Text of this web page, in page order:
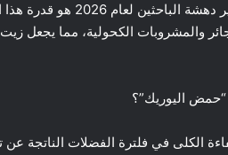
الحيوية للدورة الدموية.
والمشروبات الكحولية، مما يجعل
اليوريك”؟
الكلى في فلترة الفضلات الناتجة عن